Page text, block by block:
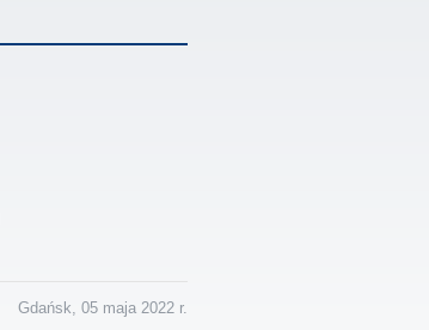
Gdańsk, 05 maja 2022 r.